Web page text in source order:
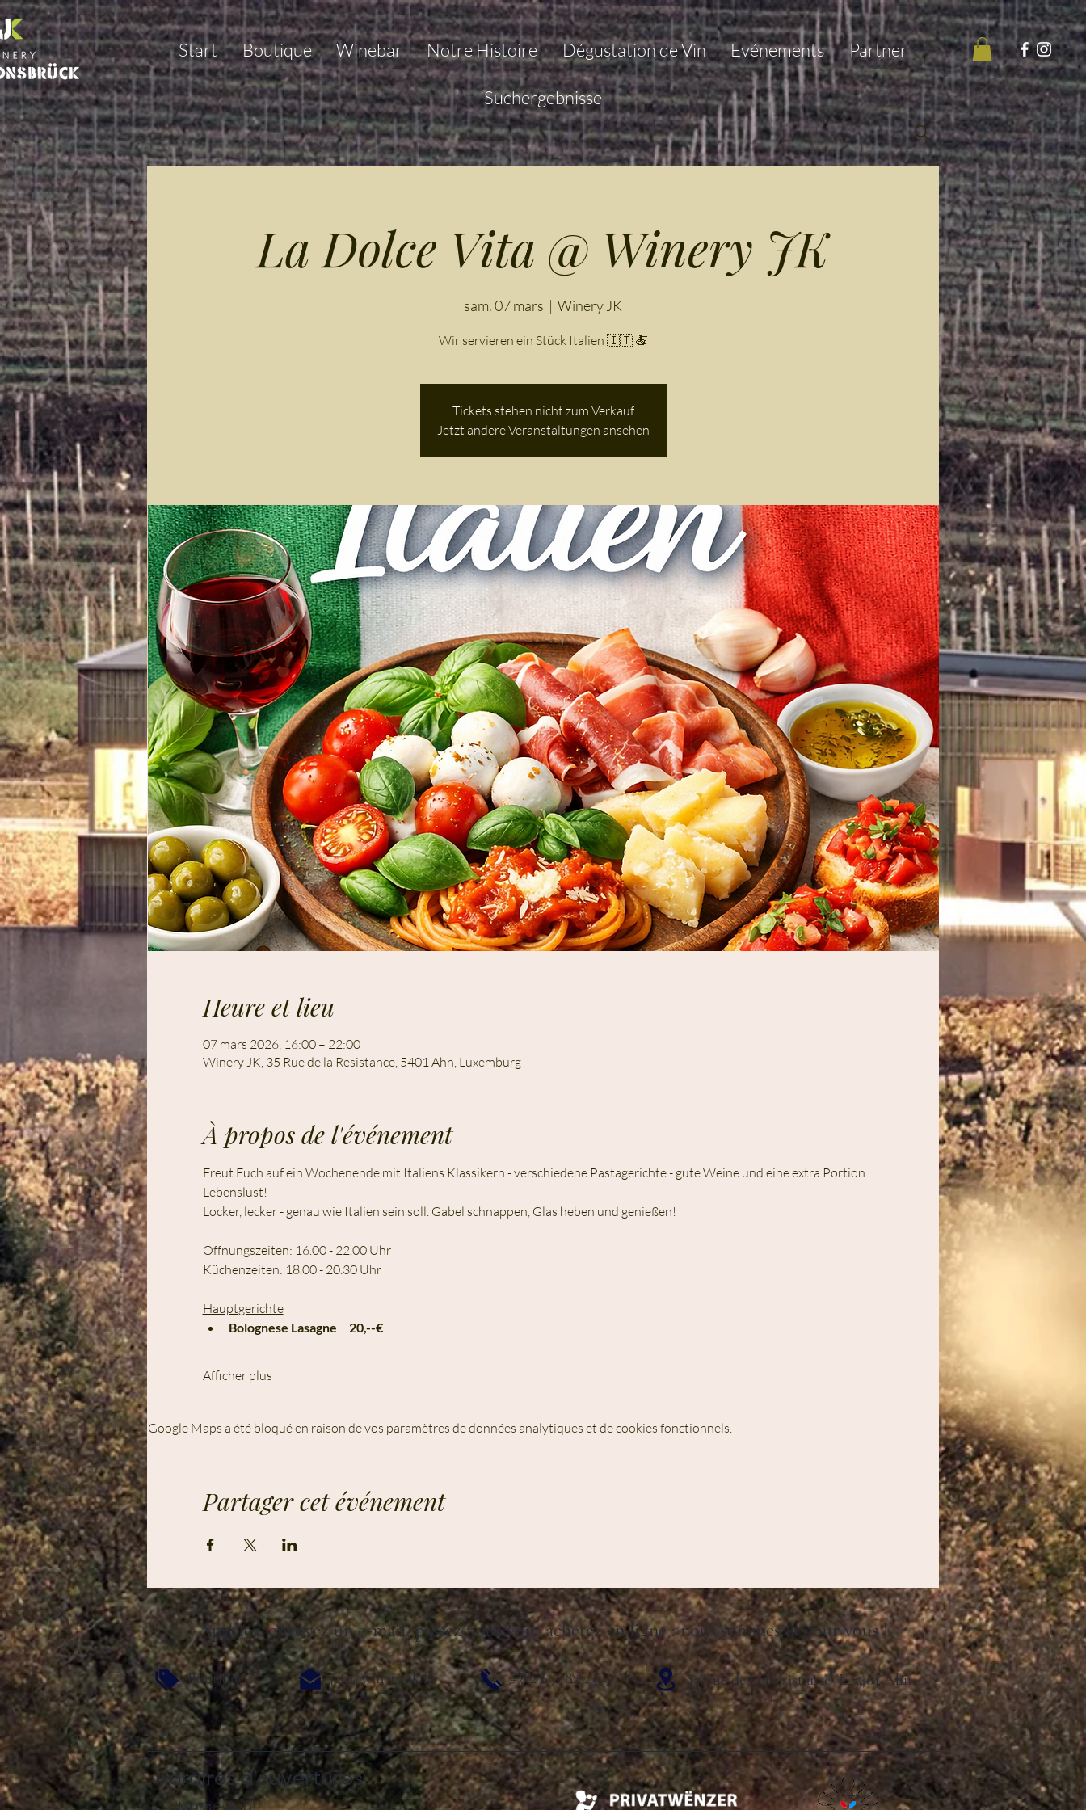
Start Boutique Winebar Notre Histoire Dégustation de Vin Evénements Partner
Suchergebnisse
La Dolce Vita @ Winery JK
sam. 07 mars
  |
Winery JK
Wir servieren ein Stück Italien 🇮🇹 🍝
Tickets stehen nicht zum Verkauf
Jetzt andere Veranstaltungen ansehen
Heure et lieu
07 mars 2026, 16:00 – 22:00
Winery JK, 35 Rue de la Resistance, 5401 Ahn, Luxemburg
À propos de l'événement
Freut Euch auf ein Wochenende mit Italiens Klassikern - verschiedene Pastagerichte - gute Weine und eine extra Portion
Lebenslust!
Locker, lecker - genau wie Italien sein soll. Gabel schnappen, Glas heben und genießen!
Öffnungszeiten: 16.00 - 22.00 Uhr
Küchenzeiten: 18.00 - 20.30 Uhr
Hauptgerichte
Bolognese Lasagne     20,--€
Afficher plus
Google Maps a été bloqué en raison de vos paramètres de données analytiques et de cookies fonctionnels.
Partager cet événement
Appelez, envoyez un e-mail, passez nous voir, achetez en ligne : nous sommes là pour vous !
Boutique jeff@winery-jk.lu +352 691 827 319 35, rue de la Résistance L-5401 Ahn
Horaires d'ouvertures: